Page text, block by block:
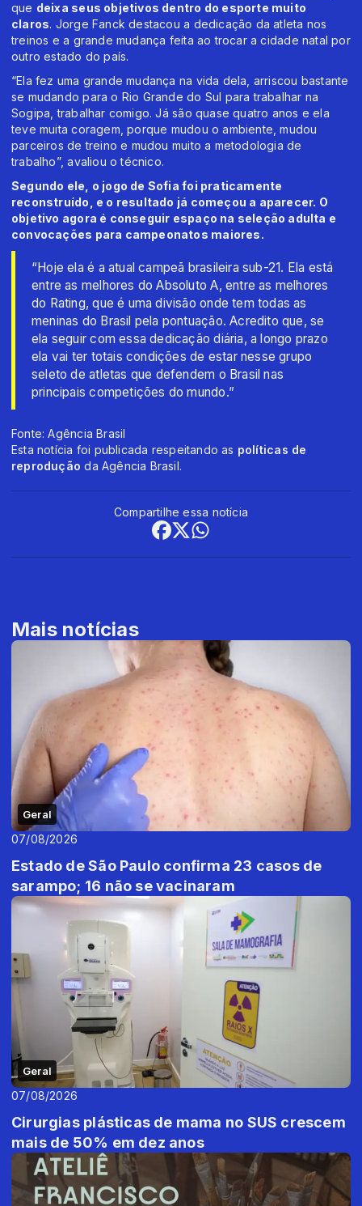
que deixa seus objetivos dentro do esporte muito
claros. Jorge Fanck destacou a dedicação da atleta nos
treinos e a grande mudança feita ao trocar a cidade natal por
outro estado do país.
“Ela fez uma grande mudança na vida dela, arriscou bastante
se mudando para o Rio Grande do Sul para trabalhar na
Sogipa, trabalhar comigo. Já são quase quatro anos e ela
teve muita coragem, porque mudou o ambiente, mudou
parceiros de treino e mudou muito a metodologia de
trabalho”, avaliou o técnico.
Segundo ele, o jogo de Sofia foi praticamente
reconstruído, e o resultado já começou a aparecer. O
objetivo agora é conseguir espaço na seleção adulta e
convocações para campeonatos maiores.
“Hoje ela é a atual campeã brasileira sub-21. Ela está
entre as melhores do Absoluto A, entre as melhores
do Rating, que é uma divisão onde tem todas as
meninas do Brasil pela pontuação. Acredito que, se
ela seguir com essa dedicação diária, a longo prazo
ela vai ter totais condições de estar nesse grupo
seleto de atletas que defendem o Brasil nas
principais competições do mundo.”
Fonte: Agência Brasil
Esta notícia foi publicada respeitando as políticas de
reprodução da Agência Brasil.
Compartilhe essa notícia
Mais notícias
Geral
07/08/2026
Estado de São Paulo confirma 23 casos de
sarampo; 16 não se vacinaram
Geral
07/08/2026
Cirurgias plásticas de mama no SUS crescem
mais de 50% em dez anos